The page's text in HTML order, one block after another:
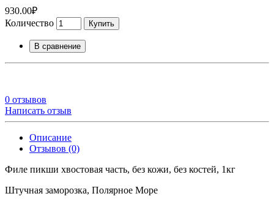
930.00₽
Количество
Купить
В сравнение
0 отзывов
Написать отзыв
Описание
Отзывов (0)
Филе пикши хвостовая часть, без кожи, без костей, 1кг
Штучная заморозка, Полярное Море